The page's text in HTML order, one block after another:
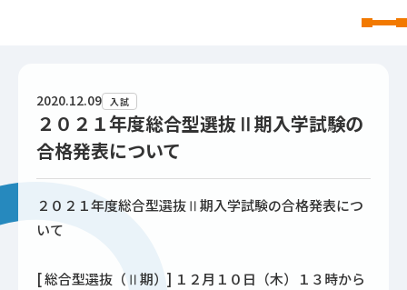
2020.12.09 入試
２０２１年度総合型選抜Ⅱ期入学試験の
合格発表について
２０２１年度総合型選抜Ⅱ期入学試験の合格発表につ
いて
[ 総合型選抜（Ⅱ期）] １２月１０日（木）１３時から